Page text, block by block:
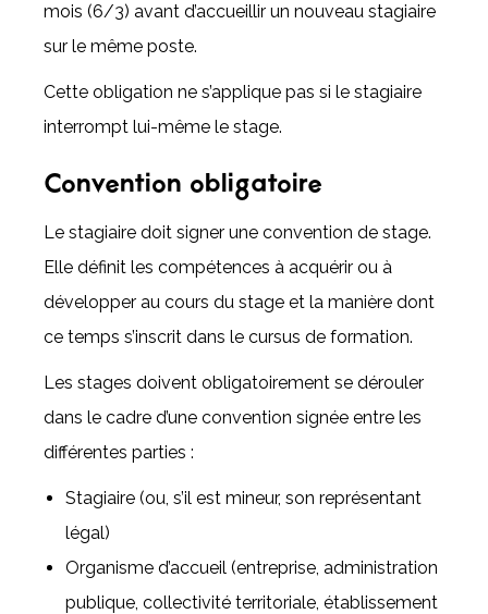
mois (6/3) avant d’accueillir un nouveau stagiaire
sur le même poste.
Cette obligation ne s’applique pas si le stagiaire
interrompt lui-même le stage.
Convention obligatoire
Le stagiaire doit signer une convention de stage.
Elle définit les compétences à acquérir ou à
développer au cours du stage et la manière dont
ce temps s’inscrit dans le cursus de formation.
Les stages doivent obligatoirement se dérouler
dans le cadre d’une convention signée entre les
différentes parties :
Stagiaire (ou, s’il est mineur, son représentant
légal)
Organisme d’accueil (entreprise, administration
publique, collectivité territoriale, établissement